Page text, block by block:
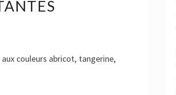
couleurs abricot, tangerine,